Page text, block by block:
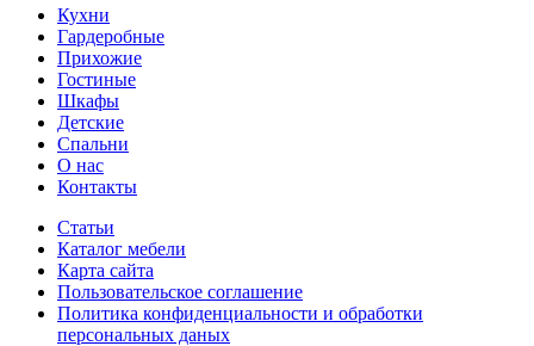
Кухни
Гардеробные
Прихожие
Гостиные
Шкафы
Детские
Спальни
О нас
Контакты
Статьи
Каталог мебели
Карта сайта
Пользовательское соглашение
Политика конфиденциальности и обработки
персональных даных